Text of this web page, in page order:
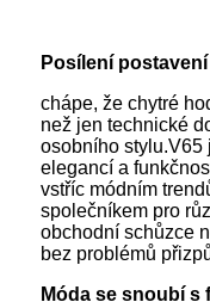
Posílení
chápe, že chytré
než jen technické
osobního stylu.V65
elegancí a
vstříc módním
společníkem pro
obchodní schůzce
bez problémů
Móda se snoubí s